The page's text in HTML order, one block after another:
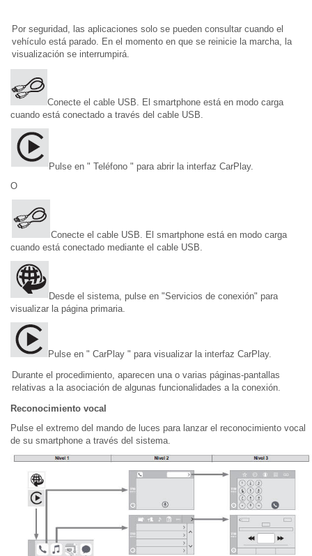
Por seguridad, las aplicaciones solo se pueden consultar cuando el
vehículo está parado. En el momento en que se reinicie la marcha, la
visualización se interrumpirá.
Conecte el cable USB. El smartphone está en modo carga
cuando está conectado a través del cable USB.
Pulse en " Teléfono " para abrir la interfaz CarPlay.
O
Conecte el cable USB. El smartphone está en modo carga
cuando está conectado mediante el cable USB.
Desde el sistema, pulse en "Servicios de conexión" para
visualizar la página primaria.
Pulse en " CarPlay " para visualizar la interfaz CarPlay.
Durante el procedimiento, aparecen una o varias páginas-pantallas
relativas a la asociación de algunas funcionalidades a la conexión.
Reconocimiento vocal
Pulse el extremo del mando de luces para lanzar el reconocimiento vocal
de su smartphone a través del sistema.